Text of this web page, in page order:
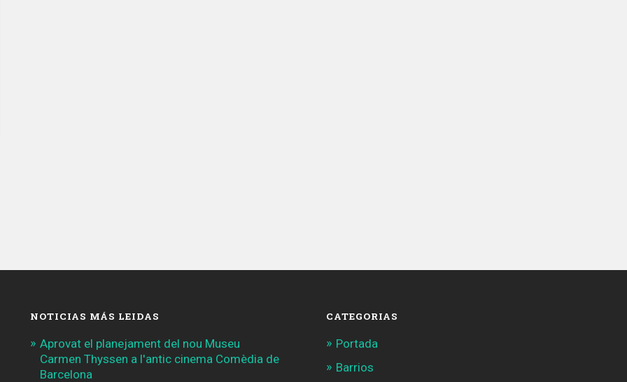
NOTICIAS MÁS LEIDAS
Aprovat el planejament del nou Museu
Carmen Thyssen a l'antic cinema Comèdia de
Barcelona
CATEGORIAS
Portada
Barrios